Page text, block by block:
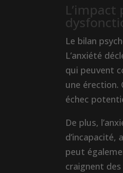
Le bilan
L’anxiété
qui peuvent
une érection.
échec
De plus,
d’incapacité,
peut
craignent